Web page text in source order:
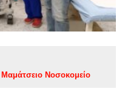
Μαμάτσειο Νοσοκομείο